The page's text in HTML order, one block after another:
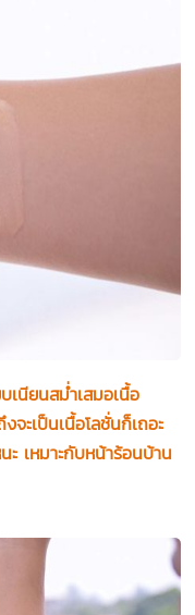
เนียนสม่ำเสมอเนื้อ
ะเป็นเนื้อโลชั่นก็เถอะ
ะ เหมาะกับหน้าร้อนบ้าน